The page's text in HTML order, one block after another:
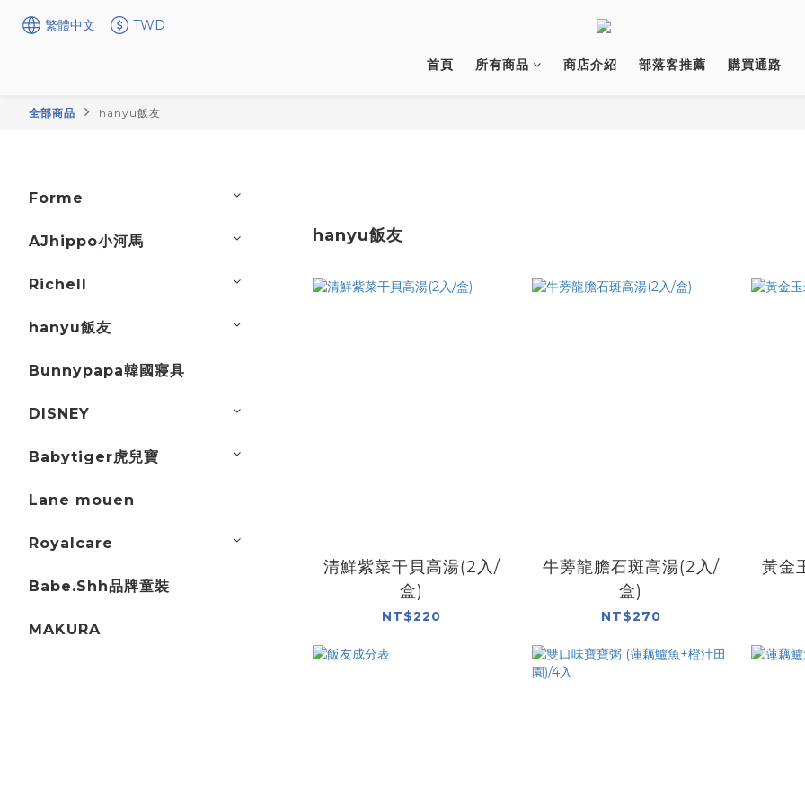
繁體中文 TWD
首頁 所有商品 商店介紹 部落客推薦 購買通路
全部商品 hanyu飯友
Forme
AJhippo小河馬
Richell
hanyu飯友
Bunnypapa韓國寢具
DISNEY
Babytiger虎兒寶
Lane mouen
Royalcare
Babe.Shh品牌童裝
MAKURA
hanyu飯友
清鮮紫菜干貝高湯(2入/
盒)
NT$220
牛蒡龍膽石斑高湯(2入/
盒)
NT$270
黃金